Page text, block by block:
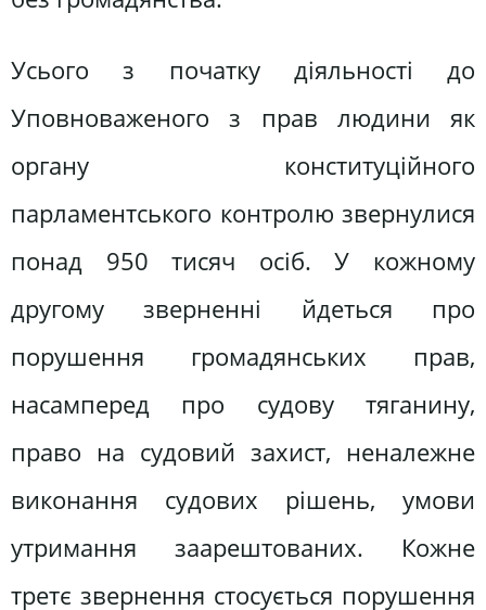
Усього з початку діяльності до
Уповноваженого з прав людини як
органу конституційного
парламентського контролю звернулися
понад 950 тисяч осіб. У кожному
другому зверненні йдеться про
порушення громадянських прав,
насамперед про судову тяганину,
право на судовий захист, неналежне
виконання судових рішень, умови
утримання заарештованих. Кожне
третє звернення стосується порушення